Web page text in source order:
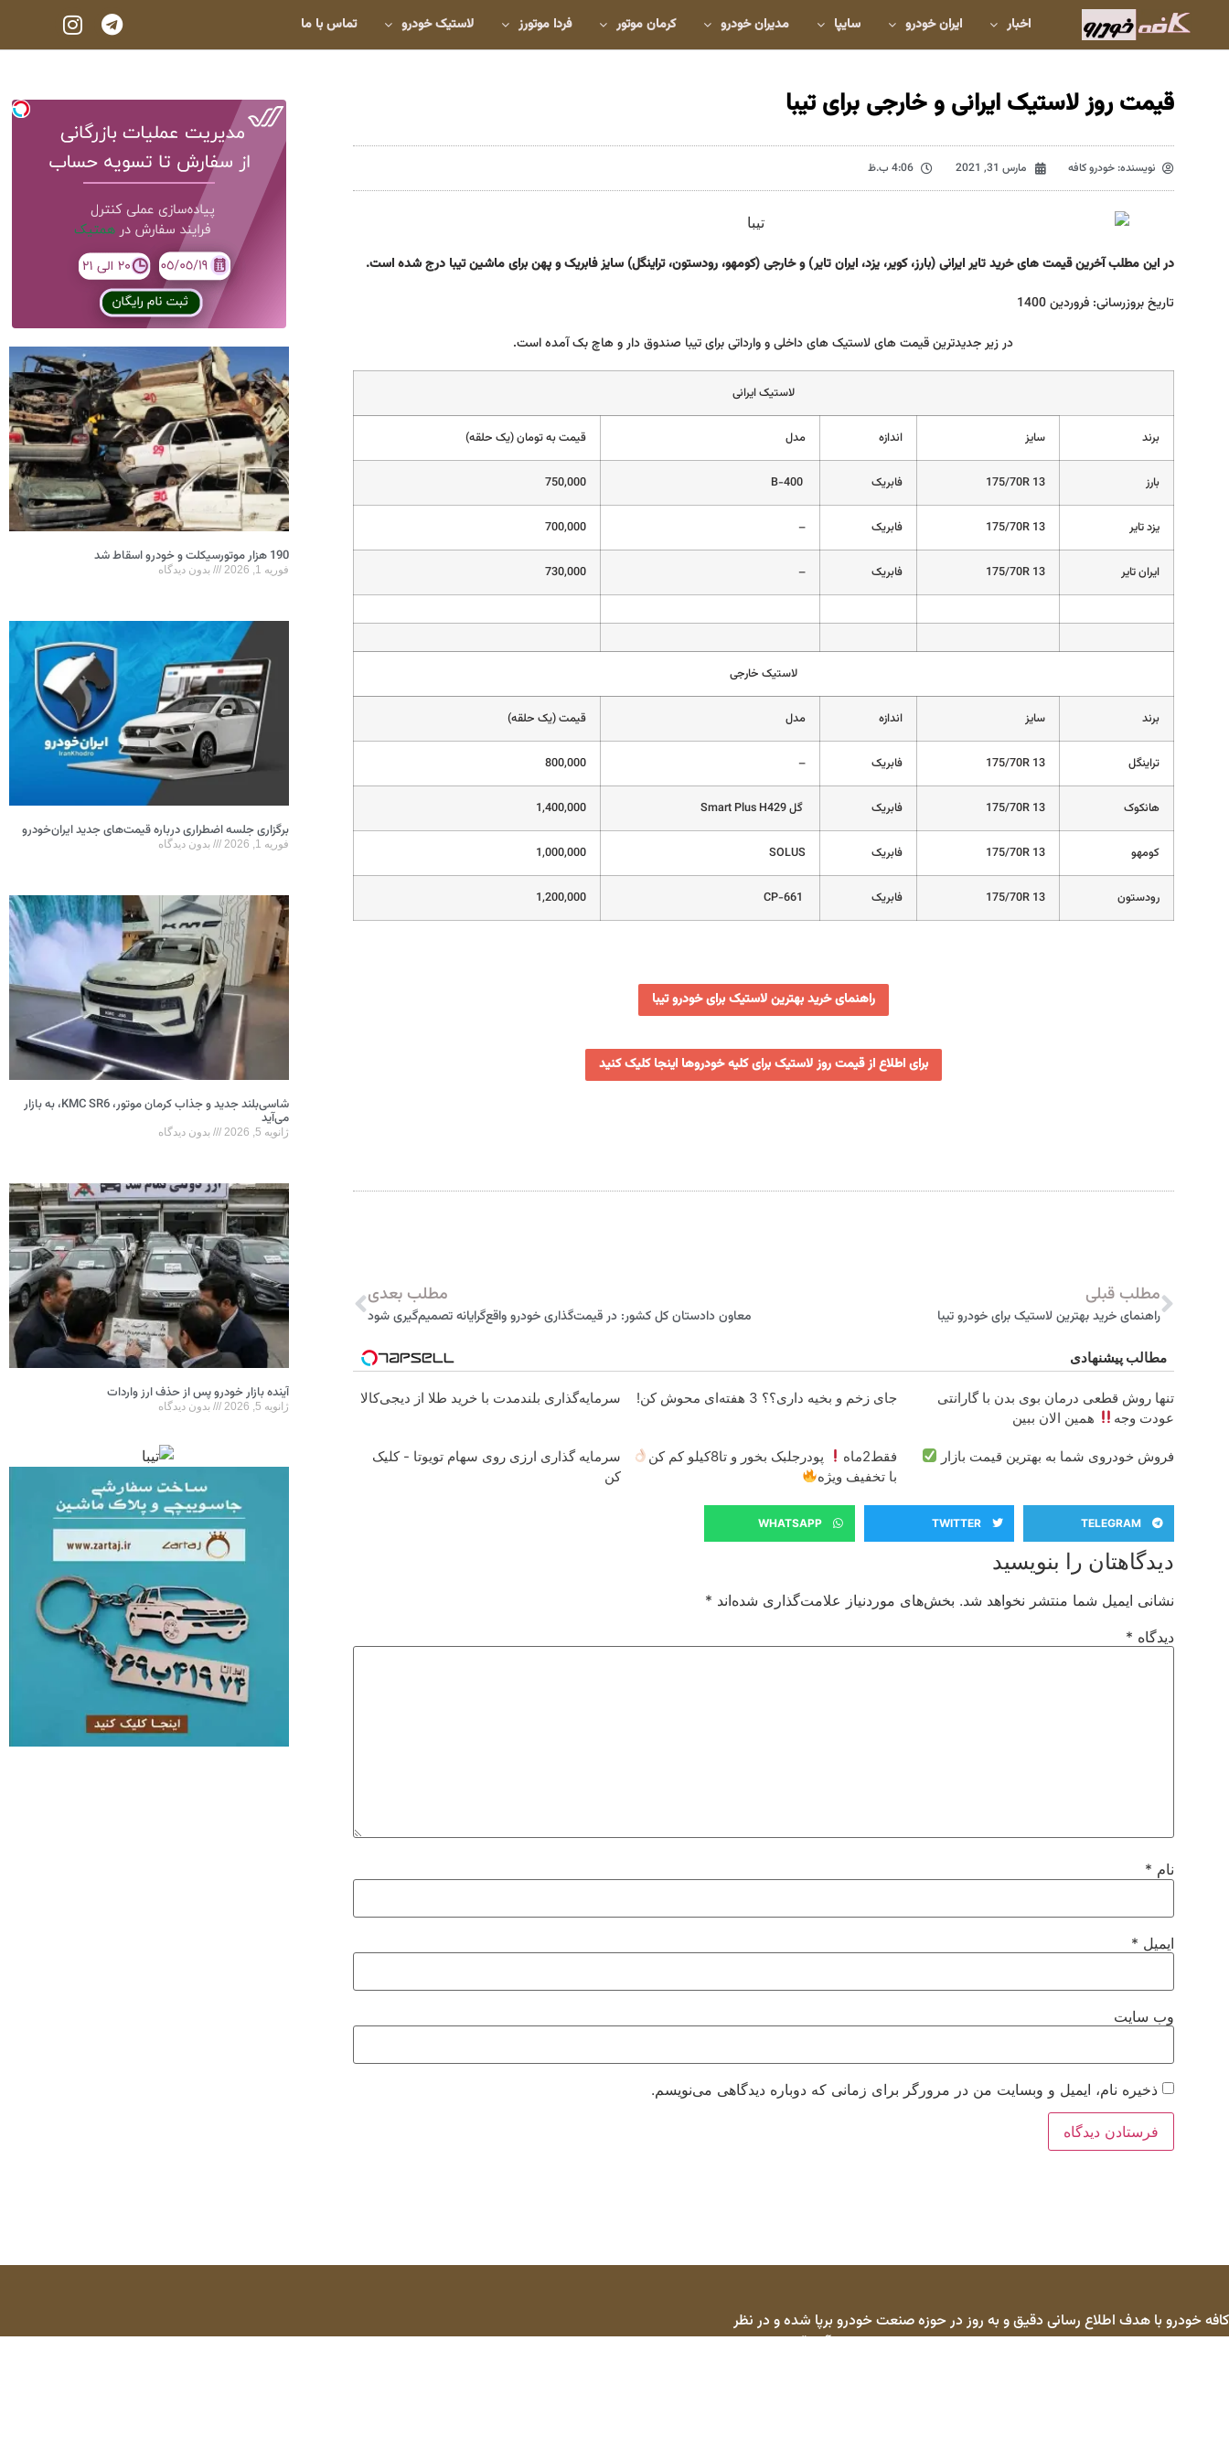
اخبار ایران خودرو سایپا مدیران خودرو کرمان موتور فردا موتورز لاستیک خودرو تماس با ما
قیمت روز لاستیک ایرانی و خارجی برای تیبا
نویسنده: خودرو کافه مارس 31, 2021 4:06 ب.ظ
در این مطلب آخرین قیمت های خرید تایر ایرانی (بارز، کویر، یزد، ایران تایر) و خارجی (کومهو، رودستون، تراینگل) سایز فابریک و پهن برای ماشین تیبا درج شده است.
تاریخ بروزرسانی: فروردین 1400
در زیر جدیدترین قیمت های لاستیک های داخلی و وارداتی برای تیبا صندوق دار و هاچ بک آمده است.
لاستیک ایرانی
برند سایز اندازه مدل قیمت به تومان (یک حلقه)
بارز 175/70R 13 فابریک 750,000
یزد تایر 175/70R 13 فابریک –
700,000
ایران تایر 175/70R 13 فابریک –
730,000
لاستیک خارجی
برند سایز اندازه مدل قیمت (یک حلقه)
تراینگل 175/70R 13 فابریک –
800,000
هانکوک 175/70R 13 فابریک گل Smart Plus H429 1,400,000
کومهو 175/70R 13 فابریک SOLUS
1,000,000
رودستون 175/70R 13 فابریک 1,200,000
راهنمای خرید بهترین لاستیک برای خودرو تیبا
برای اطلاع از قیمت روز لاستیک برای کلیه خودروها اینجا کلیک کنید
مطلب قبلی
راهنمای خرید بهترین لاستیک برای خودرو تیبا
مطلب بعدی
معاون دادستان کل کشور: در قیمت‌گذاری خودرو واقع‌گرایانه تصمیم‌گیری شود
مطالب پیشنهادی
تنها روش قطعی درمان بوی بدن با گارانتی
عودت وجه
همین الان ببین
جای زخم و بخیه داری؟؟ 3 هفته‌ای محوش کن! سرمایه‌گذاری بلندمدت با خرید طلا از دیجی‌کالا
فروش خودروی شما به بهترین قیمت بازار فقط2ماه
پودرجلبک بخور و تا8کیلو کم کن
با تخفیف ویژه
سرمایه گذاری ارزی روی سهام تویوتا - کلیک
کن
TELEGRAM
TWITTER
WHATSAPP
دیدگاهتان را بنویسید
نشانی ایمیل شما منتشر نخواهد شد. بخش‌های موردنیاز علامت‌گذاری شده‌اند *
دیدگاه *
نام *
ایمیل *
وب‌ سایت
ذخیره نام، ایمیل و وبسایت من در مرورگر برای زمانی که دوباره دیدگاهی می‌نویسم.
190 هزار موتورسیکلت و خودرو اسقاط شد
فوریه 1, 2026 بدون دیدگاه
برگزاری جلسه اضطراری درباره قیمت‌های جدید ایران‌خودرو
فوریه 1, 2026 بدون دیدگاه
شاسی‌بلند جدید و جذاب کرمان موتور، KMC SR6، به بازار
می‌آید
ژانویه 5, 2026 بدون دیدگاه
آینده بازار خودرو پس از حذف ارز واردات
ژانویه 5, 2026 بدون دیدگاه
کافه خودرو با هدف اطلاع رسانی دقیق و به روز در حوزه صنعت خودرو برپا شده و در نظر
دارد اطلاعات کامل مورد نیاز برای خریداران و مالکان خودرو را در اختیار آنها قرار دهد.